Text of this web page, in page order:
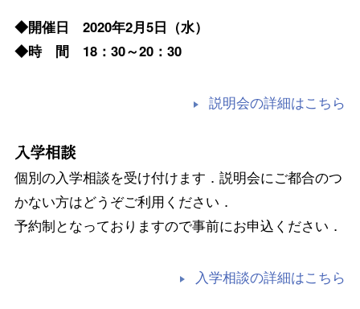
◆開催日 2020年2月5日（水）
◆時 間 18：30～20：30
説明会の詳細はこちら
入学相談
個別の入学相談を受け付けます．説明会にご都合のつ
かない方はどうぞご利用ください．
予約制となっておりますので事前にお申込ください．
入学相談の詳細はこちら